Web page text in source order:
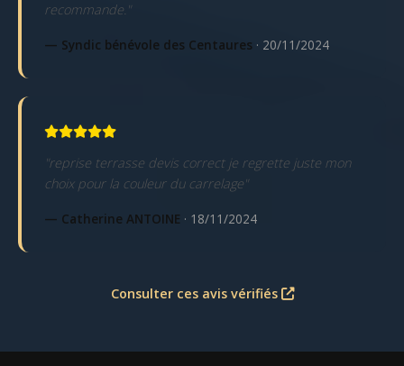
recommande."
— Syndic bénévole des Centaures · 20/11/2024
"reprise terrasse devis correct je regrette juste mon
choix pour la couleur du carrelage"
— Catherine ANTOINE · 18/11/2024
Consulter ces avis vérifiés